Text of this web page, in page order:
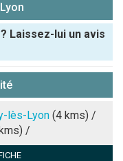
Laissez-lui un avis
:lès-Lyon(4 kms) /
/